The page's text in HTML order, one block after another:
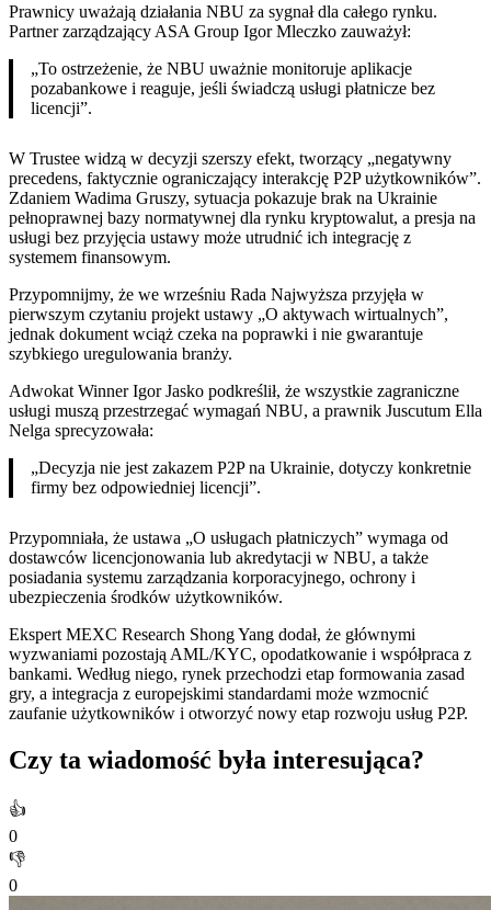
Prawnicy uważają działania NBU za sygnał dla całego rynku.
Partner zarządzający ASA Group Igor Mleczko zauważył:
„To ostrzeżenie, że NBU uważnie monitoruje aplikacje
pozabankowe i reaguje, jeśli świadczą usługi płatnicze bez
licencji”.
W Trustee widzą w decyzji szerszy efekt, tworzący „negatywny
precedens, faktycznie ograniczający interakcję P2P użytkowników”.
Zdaniem Wadima Gruszy, sytuacja pokazuje brak na Ukrainie
pełnoprawnej bazy normatywnej dla rynku kryptowalut, a presja na
usługi bez przyjęcia ustawy może utrudnić ich integrację z
systemem finansowym.
Przypomnijmy, że we wrześniu Rada Najwyższa przyjęła w
pierwszym czytaniu projekt ustawy „O aktywach wirtualnych”,
jednak dokument wciąż czeka na poprawki i nie gwarantuje
szybkiego uregulowania branży.
Adwokat Winner Igor Jasko podkreślił, że wszystkie zagraniczne
usługi muszą przestrzegać wymagań NBU, a prawnik Juscutum Ella
Nelga sprecyzowała:
„Decyzja nie jest zakazem P2P na Ukrainie, dotyczy konkretnie
firmy bez odpowiedniej licencji”.
Przypomniała, że ustawa „O usługach płatniczych” wymaga od
dostawców licencjonowania lub akredytacji w NBU, a także
posiadania systemu zarządzania korporacyjnego, ochrony i
ubezpieczenia środków użytkowników.
Ekspert MEXC Research Shong Yang dodał, że głównymi
wyzwaniami pozostają AML/KYC, opodatkowanie i współpraca z
bankami. Według niego, rynek przechodzi etap formowania zasad
gry, a integracja z europejskimi standardami może wzmocnić
zaufanie użytkowników i otworzyć nowy etap rozwoju usług P2P.
Czy ta wiadomość była interesująca?
👍
0
👎
0